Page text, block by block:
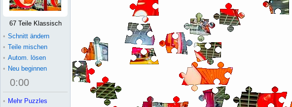
67 Teile Klassisch
• Schnitt ändern
• Teile mischen
• Autom. lösen
• Neu beginnen
0:00
• Mehr Puzzles